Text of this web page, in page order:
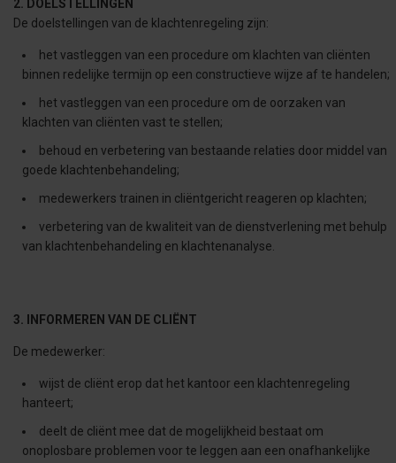
2. DOELSTELLINGEN
De doelstellingen van de klachtenregeling zijn:
het vastleggen van een procedure om klachten van cliënten
binnen redelijke termijn op een constructieve wijze af te handelen;
het vastleggen van een procedure om de oorzaken van
klachten van cliënten vast te stellen;
behoud en verbetering van bestaande relaties door middel van
goede klachtenbehandeling;
medewerkers trainen in cliëntgericht reageren op klachten;
verbetering van de kwaliteit van de dienstverlening met behulp
van klachtenbehandeling en klachtenanalyse.
3. INFORMEREN VAN DE CLIËNT
De medewerker:
wijst de cliënt erop dat het kantoor een klachtenregeling
hanteert;
deelt de cliënt mee dat de mogelijkheid bestaat om
onoplosbare problemen voor te leggen aan een onafhankelijke